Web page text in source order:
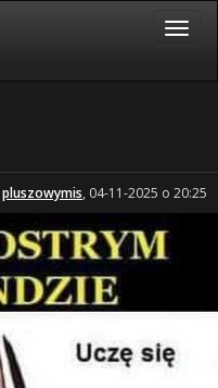
pluszowymis, 04-11-2025 o 20:25